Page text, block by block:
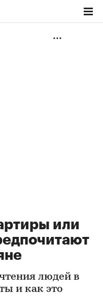
или
людей в
и как это